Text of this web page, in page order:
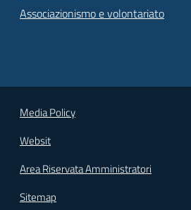
Associazionismo e volontariato
Media Policy
Websit
Area Riservata Amministratori
Sitemap